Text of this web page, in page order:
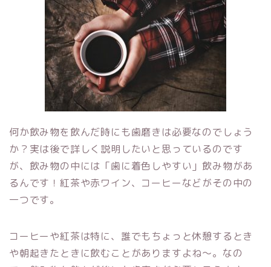
何か飲み物を飲んだ時にも歯磨きは必要なのでしょう
か？実は後で詳しく説明したいと思っているのです
が、飲み物の中には「歯に着色しやすい」飲み物があ
るんです！紅茶や赤ワイン、コーヒーなどがその中の
一つです。
コーヒーや紅茶は特に、誰でもちょっと休憩するとき
や朝起きたときに飲むことがありますよね～。なの